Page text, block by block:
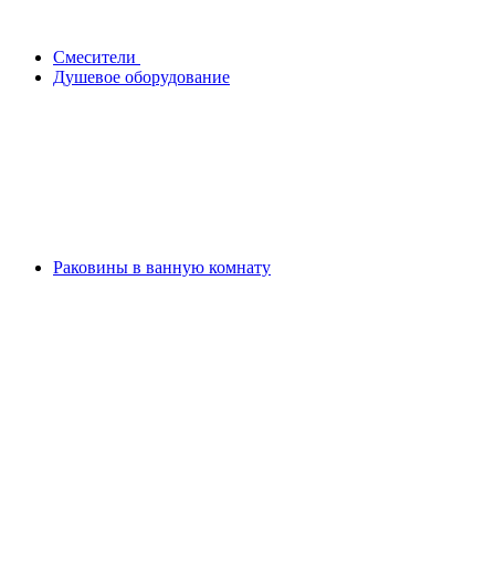
Смесители
Душевое оборудование
Раковины в ванную комнату